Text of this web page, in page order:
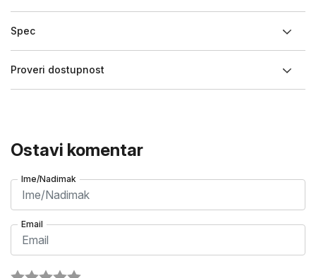
Spec
Proveri dostupnost
Ostavi komentar
Ime/Nadimak
Email